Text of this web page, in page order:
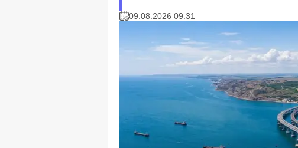
09.08.2026 09:31